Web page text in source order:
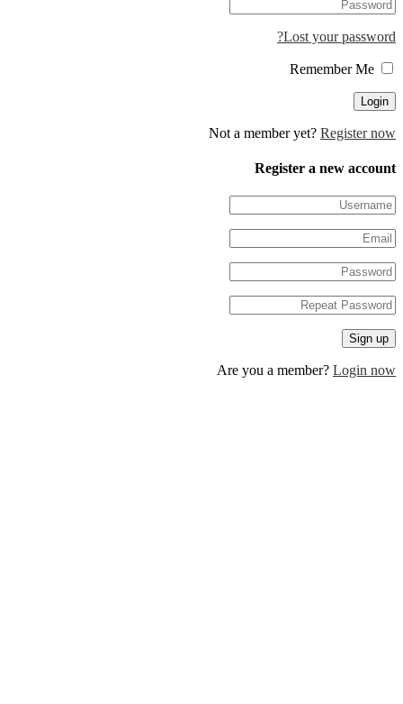
Lost your
Not a member yet?
Register a new
Are you a member?